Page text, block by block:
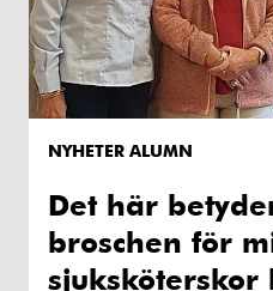
NYHETER ALUMN
Det här
broschen för
sjuksköterskor